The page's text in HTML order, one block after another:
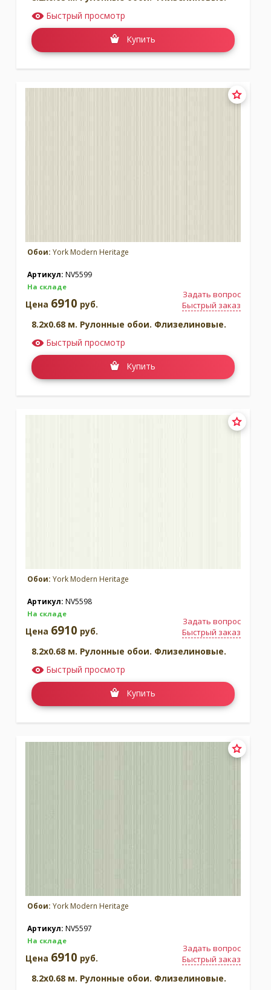
Быстрый просмотр
Купить
Обои: York Modern Heritage
Артикул: NV5599
На складе
Задать вопрос
Быстрый заказ
Цена 6910 руб.
8.2x0.68 м. Рулонные обои. Флизелиновые.
Быстрый просмотр
Купить
Обои: York Modern Heritage
Артикул: NV5598
На складе
Задать вопрос
Быстрый заказ
Цена 6910 руб.
8.2x0.68 м. Рулонные обои. Флизелиновые.
Быстрый просмотр
Купить
Обои: York Modern Heritage
Артикул: NV5597
На складе
Задать вопрос
Быстрый заказ
Цена 6910 руб.
8.2x0.68 м. Рулонные обои. Флизелиновые.